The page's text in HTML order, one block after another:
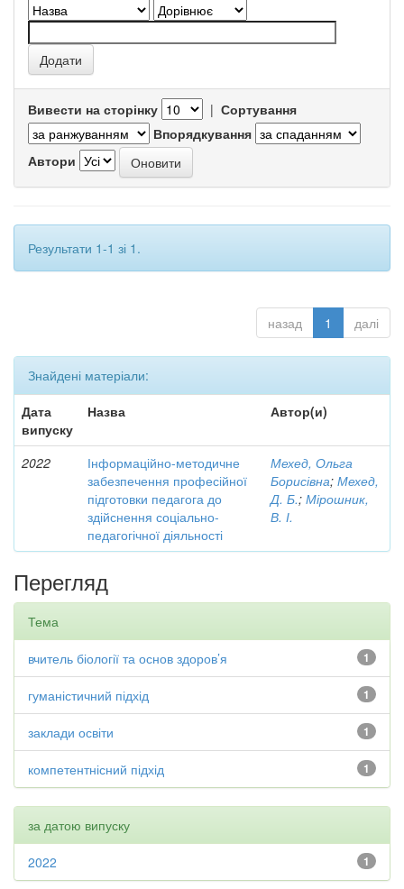
Вивести на сторінку | Сортування
Впорядкування
Автори
Результати 1-1 зі 1.
назад 1 далі
Знайдені матеріали:
Дата
випуску
Назва Автор(и)
2022
Інформаційно-методичне
забезпечення професійної
підготовки педагога до
здійснення соціально-
педагогічної діяльності
Мехед, Ольга
Борисівна; Мехед,
Д. Б.; Мірошник,
В. І.
Перегляд
Тема
1
вчитель біології та основ здоров’я
1
гуманістичний підхід
1
заклади освіти
1
компетентнісний підхід
за датою випуску
1
2022